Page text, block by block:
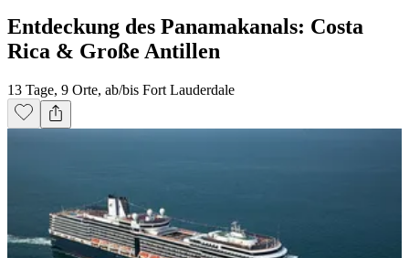
Entdeckung des Panamakanals: Costa
Rica & Große Antillen
13 Tage, 9 Orte, ab/bis Fort Lauderdale